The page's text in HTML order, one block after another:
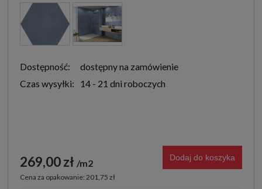
Dostępność:
dostępny na zamówienie
Czas wysyłki:
14 - 21 dni roboczych
269,00 zł m2
Cena za opakowanie: 201,75 zł
Dodaj do koszyka